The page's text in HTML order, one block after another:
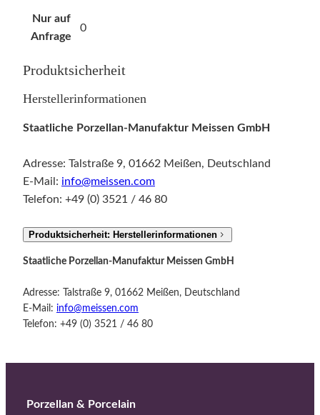
n
a
s
e
r
F
u
s
g
r
u
p
"
Nur auf
Anfrage
0
Produktsicherheit
Herstellerinformationen
Staatliche Porzellan-Manufaktur Meissen GmbH
Adresse: Talstraße 9, 01662 Meißen, Deutschland
E-Mail: info@meissen.com
Telefon: +49 (0) 3521 / 46 80
Produktsicherheit: Herstellerinformationen
Staatliche Porzellan-Manufaktur Meissen GmbH
Adresse: Talstraße 9, 01662 Meißen, Deutschland
E-Mail: info@meissen.com
Telefon: +49 (0) 3521 / 46 80
Porzellan & Porcelain